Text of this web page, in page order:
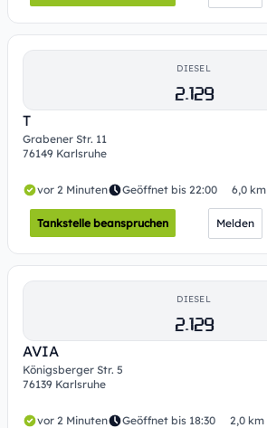
DIESEL
2.129
T
Grabener Str. 11
76149 Karlsruhe
vor 2 Minuten Geöffnet bis 22:00 6,0 km
Tankstelle beanspruchen Melden
DIESEL
2.129
AVIA
Königsberger Str. 5
76139 Karlsruhe
vor 2 Minuten Geöffnet bis 18:30 2,0 km